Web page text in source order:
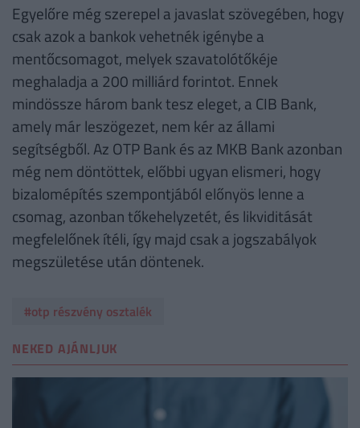
Egyelőre még szerepel a javaslat szövegében, hogy
csak azok a bankok vehetnék igénybe a
mentőcsomagot, melyek szavatolótőkéje
meghaladja a 200 milliárd forintot. Ennek
mindössze három bank tesz eleget, a CIB Bank,
amely már leszögezet, nem kér az állami
segítségből. Az OTP Bank és az MKB Bank azonban
még nem döntöttek, előbbi ugyan elismeri, hogy
bizalomépítés szempontjából előnyös lenne a
csomag, azonban tőkehelyzetét, és likviditását
megfelelőnek ítéli, így majd csak a jogszabályok
megszületése után döntenek.
#otp részvény osztalék
NEKED AJÁNLJUK